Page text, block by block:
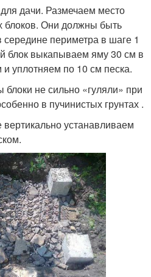
дачи. Размечаем место
блоков. Они должны быть
периметра в шаге 1
блок выкапываем яму 30 см в
уплотняем по 10 см песка.
блоки не сильно «гуляли» при
в пучинистых грунтах .
устанавливаем